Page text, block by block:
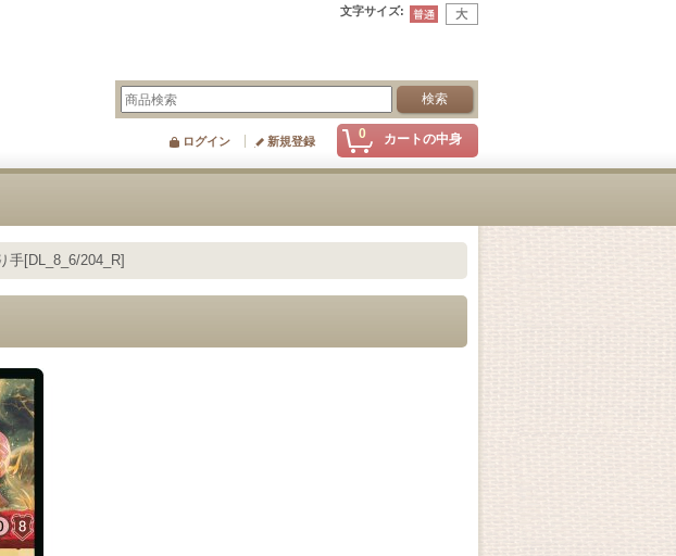
文字サイズ:
0 カートの中身
ログイン 新規登録
手[DL_8_6/204_R]